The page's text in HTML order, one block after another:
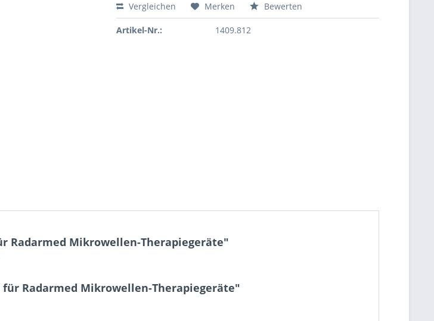
Vergleichen Merken Bewerten
Artikel-Nr.: 1409.812
Radarmed Mikrowellen-Therapiegeräte"
Radarmed Mikrowellen-Therapiegeräte"